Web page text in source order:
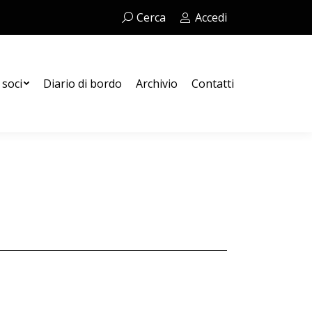
Cerca:Cerca Accedi
Diario di bordo Archivio Contatti
Contatti